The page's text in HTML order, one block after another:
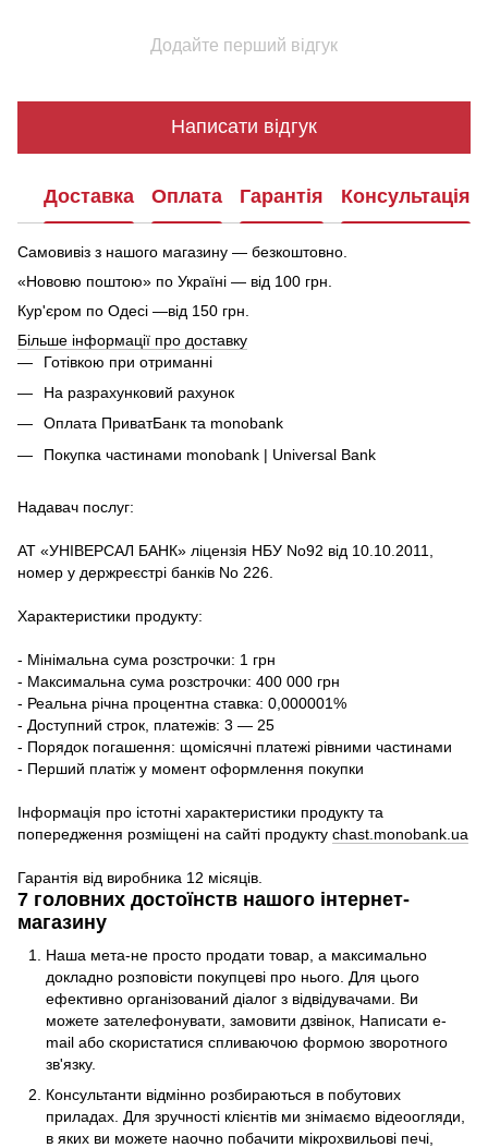
Додайте перший відгук
Написати відгук
Доставка Оплата Гарантія Консультація
Самовивіз з нашого магазину — безкоштовно.
«Нововю поштою» по Україні — від 100 грн.
Кур'єром по Одесі —від 150 грн.
Більше інформації про доставку
Готівкою при отриманні
На разрахунковий рахунок
Оплата ПриватБанк та monobank
Покупка частинами monobank | Universal Bank
Надавач послуг:
АТ «УНІВЕРСАЛ БАНК» ліцензія НБУ No92 від 10.10.2011,
номер у держреєстрі банків No 226.
Характеристики продукту:
- Мінімальна сума розстрочки: 1 грн
- Максимальна сума розстрочки: 400 000 грн
- Реальна річна процентна ставка: 0,000001%
- Доступний строк, платежів: 3 — 25
- Порядок погашення: щомісячні платежі рівними частинами
- Перший платіж у момент оформлення покупки
Інформація про істотні характеристики продукту та
попередження розміщені на сайті продукту chast.monobank.ua
Гарантія від виробника 12 місяців.
7 головних достоїнств нашого інтернет-
магазину
Наша мета-не просто продати товар, а максимально
докладно розповісти покупцеві про нього. Для цього
ефективно організований діалог з відвідувачами. Ви
можете зателефонувати, замовити дзвінок, Написати e-
mail або скористатися спливаючою формою зворотного
зв'язку.
Консультанти відмінно розбираються в побутових
приладах. Для зручності клієнтів ми знімаємо відеоогляди,
в яких ви можете наочно побачити мікрохвильові печі,